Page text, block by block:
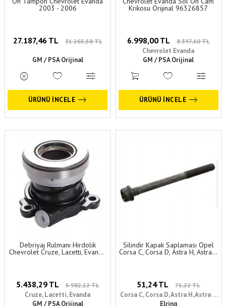
2003 - 2006
27.187,46 TL 31.265,58 TL
GM / PSA Orijinal
ÜRÜNÜ İNCELE
Krikosu Orijinal 96326857
6.998,00 TL 8.397,60 TL
Chevrolet Evanda
GM / PSA Orijinal
ÜRÜNÜ İNCELE
Debriyaj Rulmanı Hirdolik
Chevrolet Cruze, Lacetti, Evanda
5.438,29 TL 5.982,12 TL
Cruze, Lacetti, Evanda
GM / PSA Orijinal
Silindir Kapak Saplaması Opel
Corsa C, Corsa D, Astra H, Astra J,
51,24 TL 71,22 TL
Corsa C, Corsa D, Astra H, Astra J,
Combo D
Elring